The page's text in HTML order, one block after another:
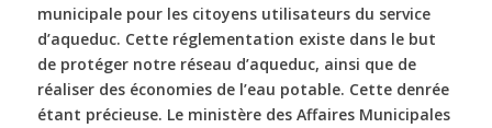
municipale pour les citoyens utilisateurs du service
d’aqueduc. Cette réglementation existe dans le but
de protéger notre réseau d’aqueduc, ainsi que de
réaliser des économies de l’eau potable. Cette denrée
étant précieuse. Le ministère des Affaires Municipales